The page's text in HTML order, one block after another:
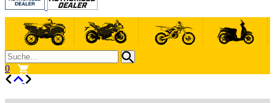
0